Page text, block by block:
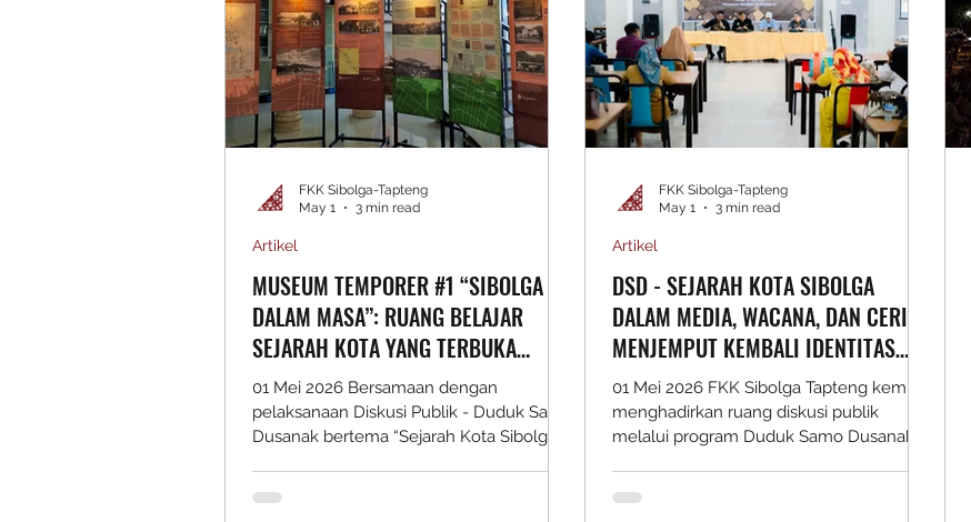
disebut sebagai salah satu pusat penting
peradaban di pes
MUSEUM TEMPORER #1 “SIBOLGA
DALAM MASA”: RUANG BELAJAR
SEJARAH KOTA YANG TERBUKA
UNTUK SEMUA
01 Mei 2026 Bersamaan dengan
pelaksanaan Diskusi Publik - Duduk Samo
Dusanak bertema “Sejarah Kota Sibolga
Temporer #1 bertajuk “Sibolga dalam
Artikel
FKK Sibolga-Tapteng
May 1
3 min read
DSD - SEJARAH KOTA SIBOLGA
DALAM MEDIA, WACANA, DAN CERITA:
MENJEMPUT KEMBALI IDENTITAS
KOTA PUSAKA
01 Mei 2026 FKK Sibolga Tapteng kembali
menghadirkan ruang diskusi publik
melalui program Duduk Samo Dusanak
Kota Sibolga dalam Media, Wacana, dan
Artikel
FKK Sibolga-Tapteng
May 1
3 min read